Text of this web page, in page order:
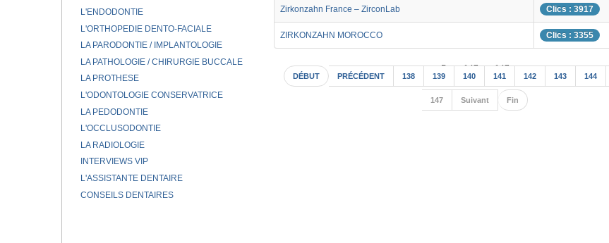
Zirkonzahn France – ZirconLab Clics : 3917
ZIRKONZAHN MOROCCO Clics : 3355
Page 147 sur 147
DÉBUT PRÉCÉDENT 138 139 140 141 142 143 144
147 Suivant Fin
L'ENDODONTIE
L'ORTHOPEDIE DENTO-FACIALE
LA PARODONTIE / IMPLANTOLOGIE
LA PATHOLOGIE / CHIRURGIE BUCCALE
LA PROTHESE
L'ODONTOLOGIE CONSERVATRICE
LA PEDODONTIE
L'OCCLUSODONTIE
LA RADIOLOGIE
INTERVIEWS VIP
L'ASSISTANTE DENTAIRE
CONSEILS DENTAIRES